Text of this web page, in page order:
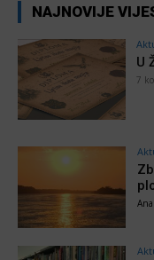
NAJNOVIJE
U
7